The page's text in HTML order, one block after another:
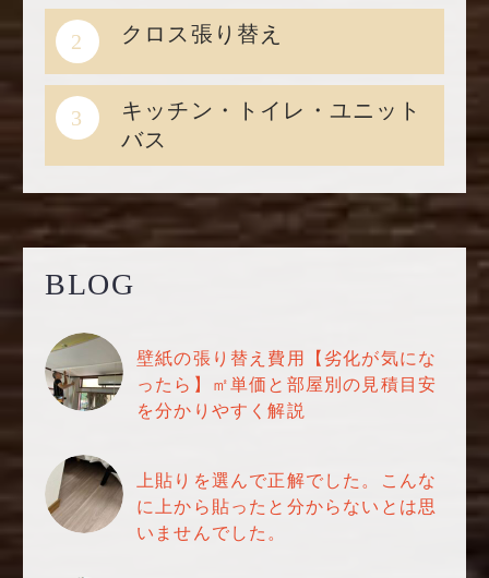
2 クロス張り替え
3
キッチン・トイレ・ユニット
バス
BLOG
壁紙の張り替え費用【劣化が気にな
ったら】㎡単価と部屋別の見積目安
を分かりやすく解説
上貼りを選んで正解でした。こんな
に上から貼ったと分からないとは思
いませんでした。